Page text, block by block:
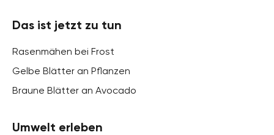
Das ist jetzt zu tun
Rasenmähen bei Frost
Gelbe Blätter an Pflanzen
Braune Blätter an Avocado
Umwelt erleben